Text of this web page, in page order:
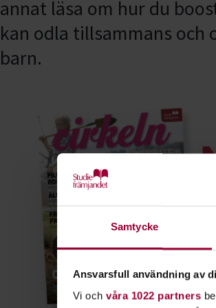
Samtycke
Ansvarsfull användning av
Vi och våra 1022 partners
annat läsa om hur du
kan odla tillsammans och
barn.